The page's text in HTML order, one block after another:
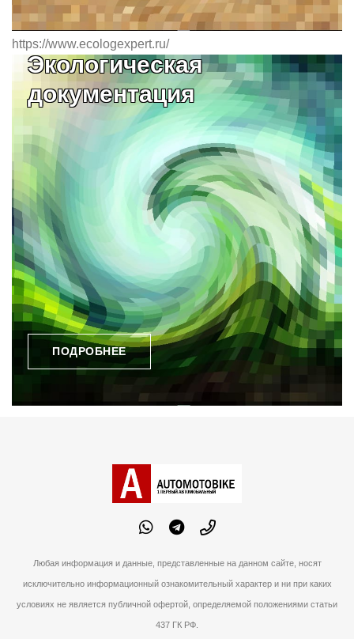
https://www.ecologexpert.ru/
Экологическая
документация
ПОДРОБНЕЕ
Любая информация и данные, представленные на данном сайте, носят
исключительно информационный ознакомительный характер и ни при каких
условиях не является публичной офертой, определяемой положениями статьи
437 ГК РФ.